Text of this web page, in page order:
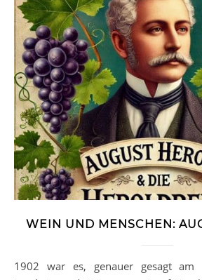
WEIN UND MENSCHEN:
1902 war es, genauer gesagt am 7. August, als der